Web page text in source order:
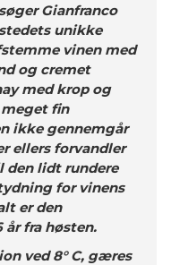
Gianfranco
unikke
vinen med
og cremet
med krop og
fin
ikke gennemgår
ellers forvandler
den lidt rundere
for vinens
er den
år fra høsten.
ved 8° C, gæres